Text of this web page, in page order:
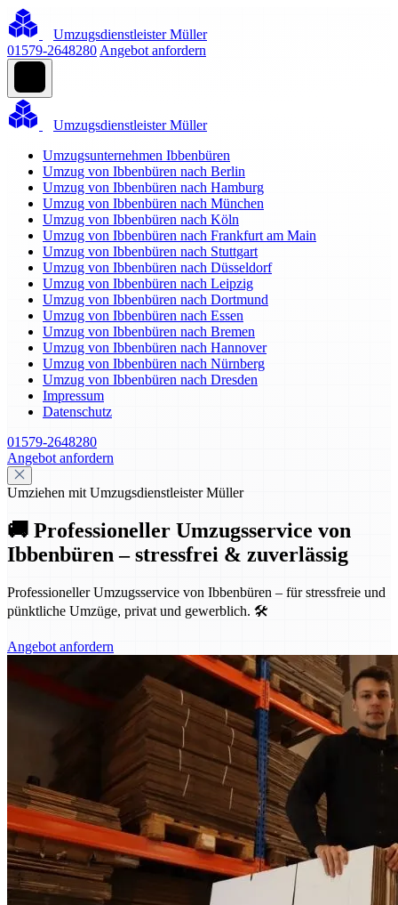
Umzugsdienstleister Müller
01579-2648280 Angebot anfordern
Umzugsdienstleister Müller
Umzugsunternehmen Ibbenbüren
Umzug von Ibbenbüren nach Berlin
Umzug von Ibbenbüren nach Hamburg
Umzug von Ibbenbüren nach München
Umzug von Ibbenbüren nach Köln
Umzug von Ibbenbüren nach Frankfurt am Main
Umzug von Ibbenbüren nach Stuttgart
Umzug von Ibbenbüren nach Düsseldorf
Umzug von Ibbenbüren nach Leipzig
Umzug von Ibbenbüren nach Dortmund
Umzug von Ibbenbüren nach Essen
Umzug von Ibbenbüren nach Bremen
Umzug von Ibbenbüren nach Hannover
Umzug von Ibbenbüren nach Nürnberg
Umzug von Ibbenbüren nach Dresden
Impressum
Datenschutz
01579-2648280
Angebot anfordern
Umziehen mit Umzugsdienstleister Müller
🚚 Professioneller Umzugsservice von
Ibbenbüren – stressfrei & zuverlässig
Professioneller Umzugsservice von Ibbenbüren – für stressfreie und
pünktliche Umzüge, privat und gewerblich. 🛠️
Angebot anfordern